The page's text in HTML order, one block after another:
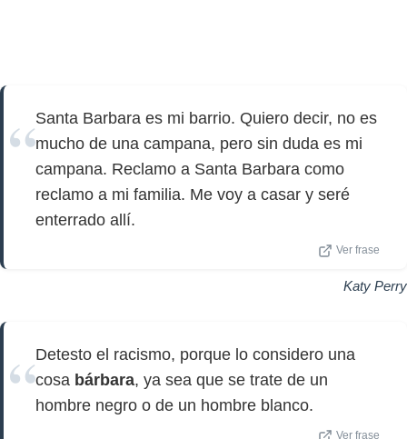
Santa Barbara es mi barrio. Quiero decir, no es
mucho de una campana, pero sin duda es mi
campana. Reclamo a Santa Barbara como
reclamo a mi familia. Me voy a casar y seré
enterrado allí.
Ver frase
Katy Perry
Detesto el racismo, porque lo considero una
cosa bárbara, ya sea que se trate de un
hombre negro o de un hombre blanco.
Ver frase